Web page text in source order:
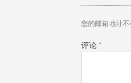
导
您的邮箱地址不
评论 *